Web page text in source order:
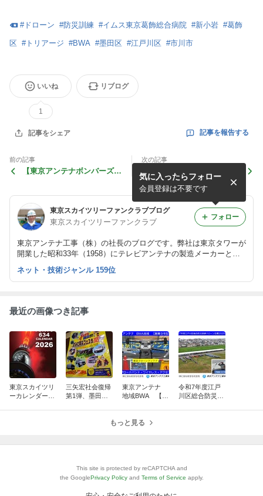
#ドローン #防災訓練 #イムス東京葛飾総合病院 #新小岩 #葛飾
区 #トリアージ #BWA #墨田区 #江戸川区 #市川市
いいね
1
リブログ
記事をシェア 記事を報告する
前の記事
【東京アンテナボンバーズ】
次の記事
かつしかフードフェスタ202
2ドローンサッカーバトル、
南葛SC対ボンバーズ2022.1
1.19
東京スカイツリーファンクラブブログ
東京スカイツリーファンクラブ
東京アンテナ工事（株）の社長のブログです。弊社は東京タワーが
開業した昭和33年（1958）にテレビアンテナの製造メーカーとし
て創業しました。
気に入ったらフォロー
会員登録は不要です
フォロー
ネット・技術ジャンル 159位
最近の画像つき記事
東京スカイツリ
ーカレンダー10
三矢宏社会復帰
第1弾、墨田区
東京アンテナ
地域BWA 【創
ド・ワイヤレ
令和7年度江戸
川区総合防災訓
もっと見る
This site is protected by reCAPTCHA and
the GooglePrivacy Policy and Terms of Service apply.